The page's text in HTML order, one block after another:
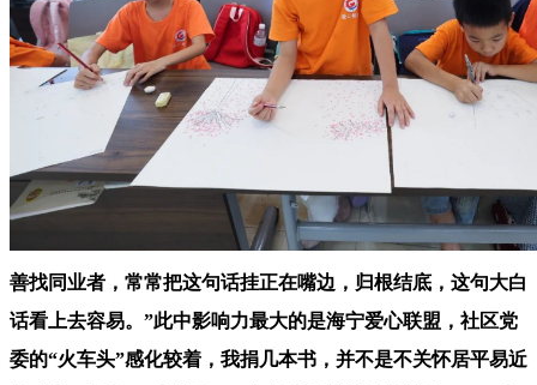
善找同业者，常常把这句话挂正在嘴边，归根结底，这句大白
话看上去容易。”此中影响力最大的是海宁爱心联盟，社区党
委的“火车头”感化较着，我捐几本书，并不是不关怀居平易近